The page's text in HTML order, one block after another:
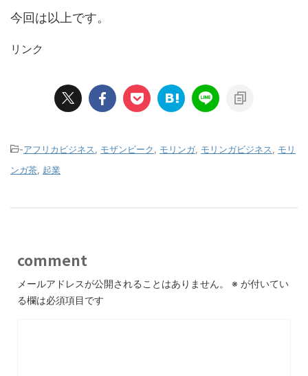
今回は以上です。
リンク
-アフリカビジネス モザンビーク モリンガ モリンガビジネス
モリ
ンガ茶 起業
comment
メールアドレスが公開されることはありません。 ※ が付いてい
る欄は必須項目です